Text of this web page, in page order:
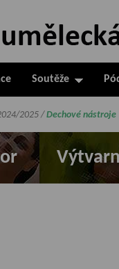
Soutěže
2025/ Dechové nástroje